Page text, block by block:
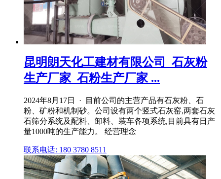
昆明朗天化工建材有限公司_石灰粉
生产厂家_石粉生产厂家 ...
2024年8月17日 · 目前公司的主营产品有石灰粉、石
粉、矿粉和机制砂。公司设有两个竖式石灰窑,两套石灰
石筛分系统及配料、卸料、装车各项系统,目前具有日产
量1000吨的生产能力。 经营理念
联系电话: 180 3780 8511